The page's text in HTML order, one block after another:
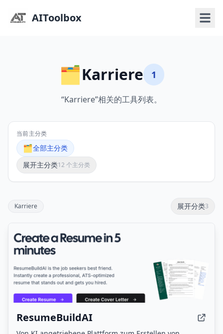
AIToolbox
🗂️Karriere 1
“Karriere”相关的工具列表。
当前主分类
🗂️全部主分类
展开主分类12 个主分类
Karriere 展开分类3
ResumeBuildAI